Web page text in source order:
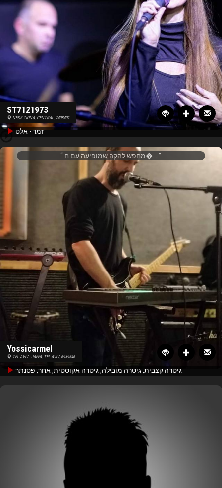
ST7121973
NESS ZIONA, CENTRAL, 7408401
זמר - אלט
מחפש להקה שמופיעה עם ח�...
Yossicarmel
TEL AVIV - JAFFA, TEL AVIV, 6939546
גיטרה קצבית, גיטרה מובילה, גיטרה אקוסטית, אחר, פסנתר